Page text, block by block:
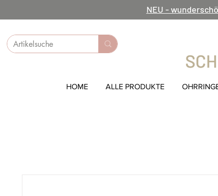
NEU -
HOME ALLE PRODUKTE